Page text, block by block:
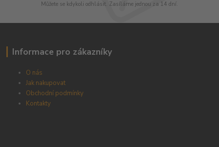
Můžete se kdykoli odhlásit. Zasíláme jednou za 14 dní.
Informace pro zákazníky
O nás
Jak nakupovat
Obchodní podmínky
Kontakty